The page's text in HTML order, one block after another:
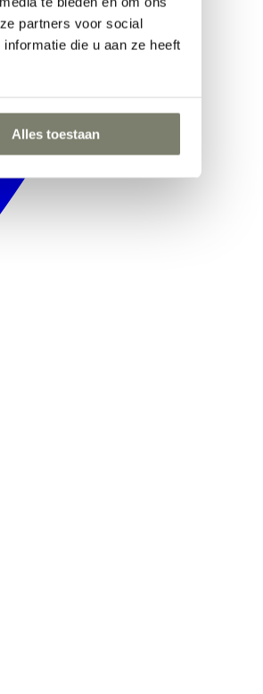
partners voor social
die u aan ze heeft
Alles toestaan